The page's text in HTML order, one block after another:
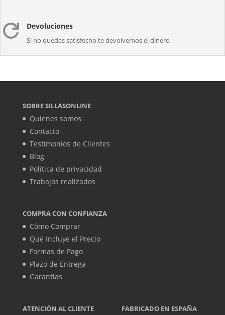
 Devoluciones
Si no quedas satisfecho te devolvemos el dinero
SOBRE SILLASONLINE
Quienes somos
Contacto
Testimonios de Clientes
Blog
Política de privacidad
Trabajos realizados
COMPRA CON CONFIANZA
Cómo Comprar
Qué Incluye el Precio
Formas de Pago
Plazo de Entrega
Garantías
ATENCIÓN AL CLIENTE FABRICADO EN ESPAÑA